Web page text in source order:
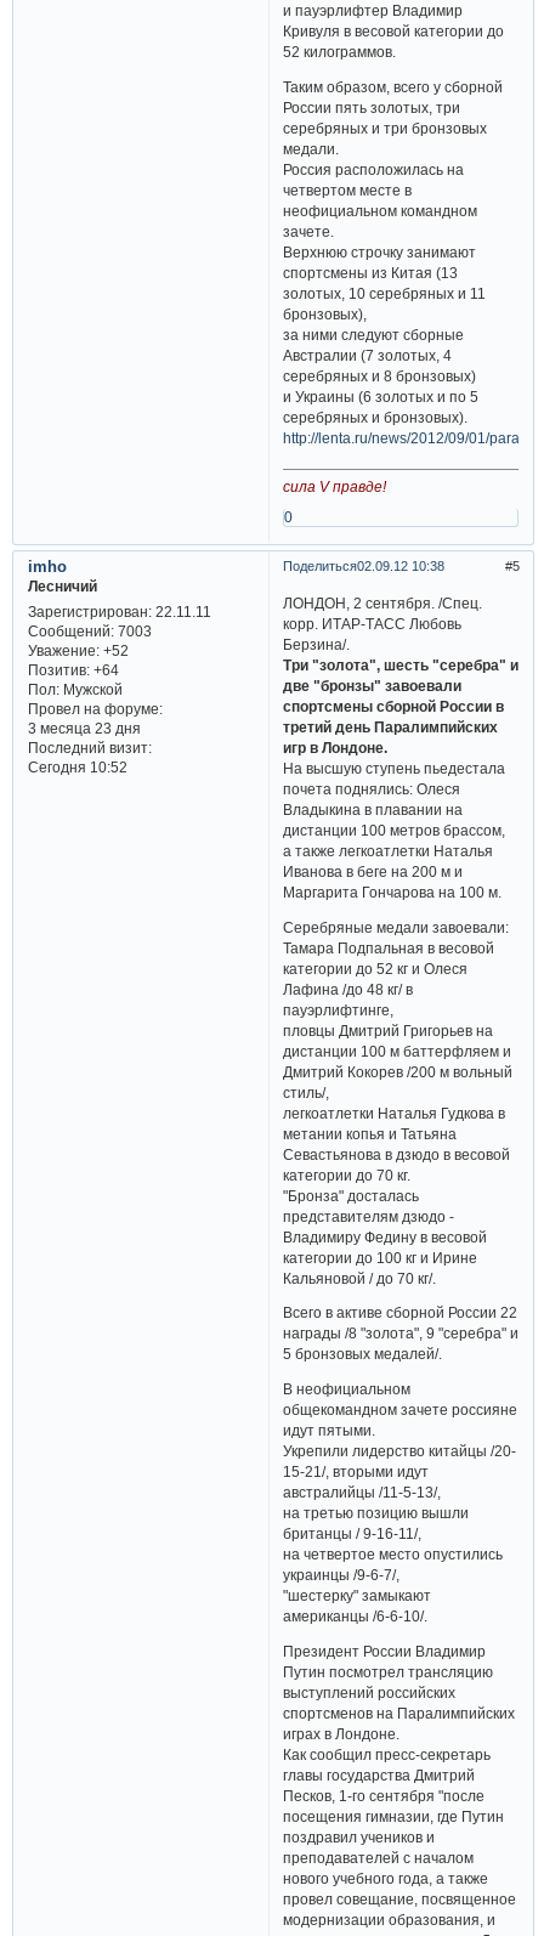
и пауэрлифтер Владимир
Кривуля в весовой категории до
52 килограммов.
Таким образом, всего у сборной
России пять золотых, три
серебряных и три бронзовых
медали.
Россия расположилась на
четвертом месте в
неофициальном командном
зачете.
Верхнюю строчку занимают
спортсмены из Китая (13
золотых, 10 серебряных и 11
бронзовых),
за ними следуют сборные
Австралии (7 золотых, 4
серебряных и 8 бронзовых)
и Украины (6 золотых и по 5
серебряных и бронзовых).
http://lenta.ru/news/2012/09/01/
сила V правде!
0
Поделиться 5
02.09.12 10:38
imho
Лесничий
Зарегистрирован: 22.11.11
Сообщений:7003
Уважение: +52
Позитив: +64
Пол:Мужской
Провел на форуме:
3 месяца 23 дня
Последний визит:
Сегодня 10:52
ЛОНДОН, 2 сентября. /Спец.
корр. ИТАР-ТАСС Любовь
Берзина/.
Три "золота", шесть "серебра" и
две "бронзы" завоевали
спортсмены сборной России в
третий день Паралимпийских
игр в Лондоне.
На высшую ступень пьедестала
почета поднялись: Олеся
Владыкина в плавании на
дистанции 100 метров брассом,
а также легкоатлетки Наталья
Иванова в беге на 200 м и
Маргарита Гончарова на 100 м.
Серебряные медали завоевали:
Тамара Подпальная в весовой
категории до 52 кг и Олеся
Лафина /до 48 кг/ в
пауэрлифтинге,
пловцы Дмитрий Григорьев на
дистанции 100 м баттерфляем и
Дмитрий Кокорев /200 м вольный
стиль/,
легкоатлетки Наталья Гудкова в
метании копья и Татьяна
Севастьянова в дзюдо в весовой
категории до 70 кг.
"Бронза" досталась
представителям дзюдо -
Владимиру Федину в весовой
категории до 100 кг и Ирине
Кальяновой / до 70 кг/.
Всего в активе сборной России 22
награды /8 "золота", 9 "серебра" и
5 бронзовых медалей/.
В неофициальном
общекомандном зачете россияне
идут пятыми.
Укрепили лидерство китайцы /20-
15-21/, вторыми идут
австралийцы /11-5-13/,
на третью позицию вышли
британцы / 9-16-11/,
на четвертое место опустились
украинцы /9-6-7/,
"шестерку" замыкают
американцы /6-6-10/.
Президент России Владимир
Путин посмотрел трансляцию
выступлений российских
спортсменов на Паралимпийских
играх в Лондоне.
Как сообщил пресс-секретарь
главы государства Дмитрий
Песков, 1-го сентября "после
посещения гимназии, где Путин
поздравил учеников и
преподавателей с началом
нового учебного года, а также
провел совещание, посвященное
модернизации образования, и